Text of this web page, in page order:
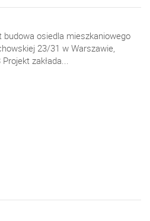
osiedla mieszkaniowego
23/31 w Warszawie,
zakłada...